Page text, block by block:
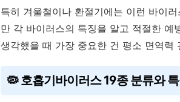
특히 겨울철이나 환절기에는 이런 바이
만 각 바이러스의 특징을 알고 적절한
생각했을 때 가장 중요한 건 평소 면역력
🦠 호흡기바이러스 19종 분류와